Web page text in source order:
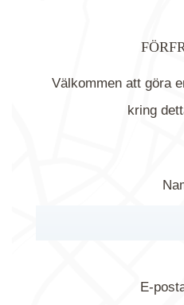
Välkommen att göra
kring
E-